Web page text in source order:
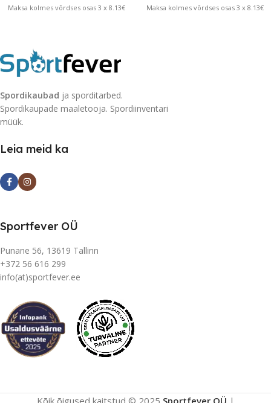
Maksa kolmes võrdses osas 3 x 8.13€ Maksa kolmes võrdses osas 3 x 8.13€
Spordikaubad ja sporditarbed.
Spordikaupade maaletooja. Spordiinventari
müük.
Leia meid ka
Sportfever OÜ
Punane 56, 13619 Tallinn
+372 56 616 299
info(at)sportfever.ee